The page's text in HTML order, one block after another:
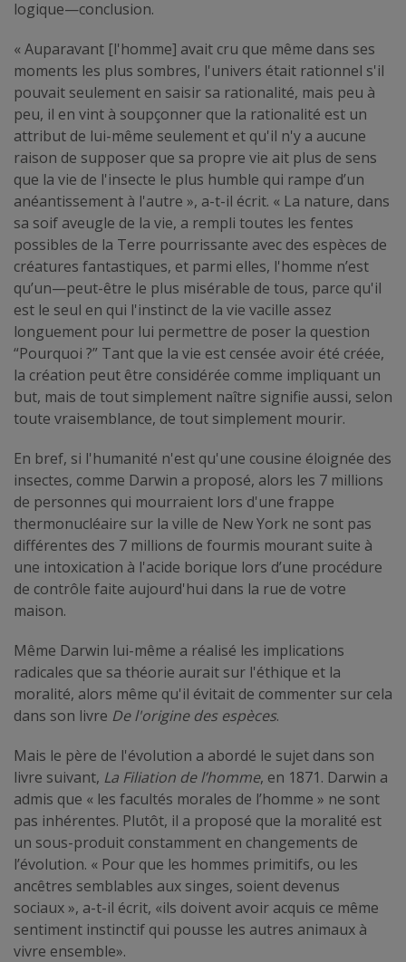
logique—conclusion.
« Auparavant [l'homme] avait cru que même dans ses
moments les plus sombres, l'univers était rationnel s'il
pouvait seulement en saisir sa rationalité, mais peu à
peu, il en vint à soupçonner que la rationalité est un
attribut de lui-même seulement et qu'il n'y a aucune
raison de supposer que sa propre vie ait plus de sens
que la vie de l'insecte le plus humble qui rampe d’un
anéantissement à l'autre », a-t-il écrit. « La nature, dans
sa soif aveugle de la vie, a rempli toutes les fentes
possibles de la Terre pourrissante avec des espèces de
créatures fantastiques, et parmi elles, l'homme n’est
qu’un—peut-être le plus misérable de tous, parce qu'il
est le seul en qui l'instinct de la vie vacille assez
longuement pour lui permettre de poser la question
“Pourquoi ?” Tant que la vie est censée avoir été créée,
la création peut être considérée comme impliquant un
but, mais de tout simplement naître signifie aussi, selon
toute vraisemblance, de tout simplement mourir.
En bref, si l'humanité n'est qu'une cousine éloignée des
insectes, comme Darwin a proposé, alors les 7 millions
de personnes qui mourraient lors d'une frappe
thermonucléaire sur la ville de New York ne sont pas
différentes des 7 millions de fourmis mourant suite à
une intoxication à l'acide borique lors d’une procédure
de contrôle faite aujourd'hui dans la rue de votre
maison.
Même Darwin lui-même a réalisé les implications
radicales que sa théorie aurait sur l'éthique et la
moralité, alors même qu'il évitait de commenter sur cela
dans son livre De l'origine des espèces.
Mais le père de l'évolution a abordé le sujet dans son
livre suivant, La Filiation de l’homme, en 1871. Darwin a
admis que « les facultés morales de l’homme » ne sont
pas inhérentes. Plutôt, il a proposé que la moralité est
un sous-produit constamment en changements de
l’évolution. « Pour que les hommes primitifs, ou les
ancêtres semblables aux singes, soient devenus
sociaux », a-t-il écrit, «ils doivent avoir acquis ce même
sentiment instinctif qui pousse les autres animaux à
vivre ensemble».